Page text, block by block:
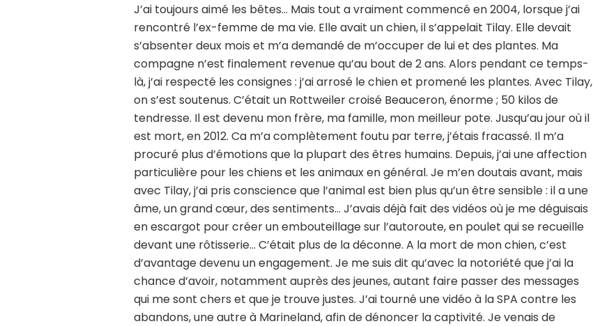
J’ai toujours aimé les bêtes… Mais tout a vraiment commencé en 2004, lorsque j’ai
rencontré l’ex-femme de ma vie. Elle avait un chien, il s’appelait Tilay. Elle devait
s’absenter deux mois et m’a demandé de m’occuper de lui et des plantes. Ma
compagne n’est finalement revenue qu’au bout de 2 ans. Alors pendant ce temps-
là, j’ai respecté les consignes : j’ai arrosé le chien et promené les plantes. Avec Tilay,
on s’est soutenus. C’était un Rottweiler croisé Beauceron, énorme ; 50 kilos de
tendresse. Il est devenu mon frère, ma famille, mon meilleur pote. Jusqu’au jour où il
est mort, en 2012. Ca m’a complètement foutu par terre, j’étais fracassé. Il m’a
procuré plus d’émotions que la plupart des êtres humains. Depuis, j’ai une affection
particulière pour les chiens et les animaux en général. Je m’en doutais avant, mais
avec Tilay, j’ai pris conscience que l’animal est bien plus qu’un être sensible : il a une
âme, un grand cœur, des sentiments… J’avais déjà fait des vidéos où je me déguisais
en escargot pour créer un embouteillage sur l’autoroute, en poulet qui se recueille
devant une rôtisserie… C’était plus de la déconne. A la mort de mon chien, c’est
d’avantage devenu un engagement. Je me suis dit qu’avec la notoriété que j’ai la
chance d’avoir, notamment auprès des jeunes, autant faire passer des messages
qui me sont chers et que je trouve justes. J’ai tourné une vidéo à la SPA contre les
abandons, une autre à Marineland, afin de dénoncer la captivité. Je venais de